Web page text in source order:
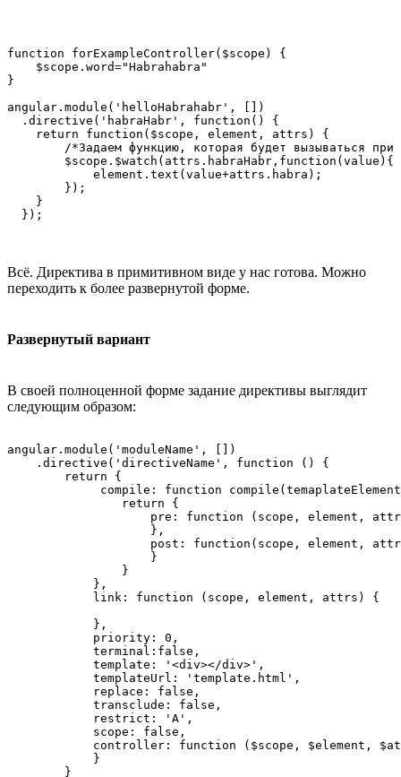
function forExampleController($scope) {
    $scope.word="Habrahabra"
}
angular.module('helloHabrahabr', [])
  .directive('habraHabr', function() {
    return function($scope, element, attrs) {
/*Задаем функцию, которая будет вызываться
        $scope.$watch(attrs.habraHabr,function(value){
            element.text(value+attrs.habra);
        });
    }
Всё. Директива в примитивном виде у нас готова. Можно
переходить к более развернутой форме.
Развернутый вариант
В своей полноценной форме задание директивы выглядит
следующим образом:
angular.module('moduleName', [])
    .directive('directiveName', function () {
        return {
compile: function
                return {
pre: function (scope, element,
                    },
post: function(scope, element,
                    }
                }
            },
            link: function (scope, element, attrs) {
            },
            priority: 0,
            terminal:false,
            template: '<div></div>',
            templateUrl: 'template.html',
            replace: false,
            transclude: false,
            restrict: 'A',
            scope: false,
controller: function ($scope, $element,
            }
        }